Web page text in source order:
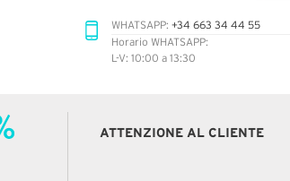
WHATSAPP: +34 663 34 44 55
Horario WHATSAPP:
L-V: 10:00 a 13:30
ATTENZIONE AL CLIENTE